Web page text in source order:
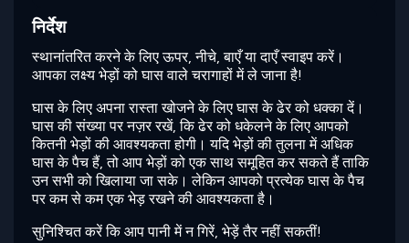
निर्देश
स्थानांतरित करने के लिए ऊपर, नीचे, बाएँ या दाएँ स्वाइप करें।
आपका लक्ष्य भेड़ों को घास वाले चरागाहों में ले जाना है!
घास के लिए अपना रास्ता खोजने के लिए घास के ढेर को धक्का दें।
घास की संख्या पर नज़र रखें, कि ढेर को धकेलने के लिए आपको
कितनी भेड़ों की आवश्यकता होगी। यदि भेड़ों की तुलना में अधिक
घास के पैच हैं, तो आप भेड़ों को एक साथ समूहित कर सकते हैं ताकि
उन सभी को खिलाया जा सके। लेकिन आपको प्रत्येक घास के पैच
पर कम से कम एक भेड़ रखने की आवश्यकता है।
सुनिश्चित करें कि आप पानी में न गिरें, भेड़ें तैर नहीं सकतीं!